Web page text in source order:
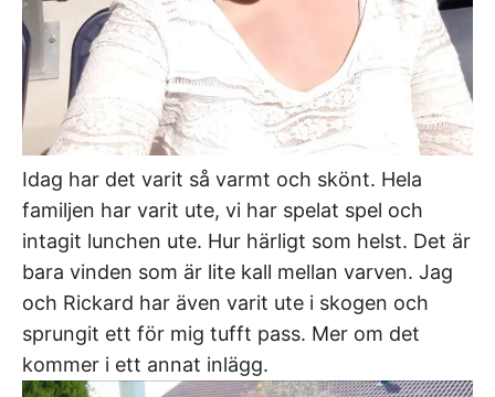
Idag har det varit så varmt och skönt. Hela
familjen har varit ute, vi har spelat spel och
intagit lunchen ute. Hur härligt som helst. Det är
bara vinden som är lite kall mellan varven. Jag
och Rickard har även varit ute i skogen och
sprungit ett för mig tufft pass. Mer om det
kommer i ett annat inlägg.